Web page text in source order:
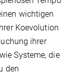
wichtigen
Koevolution
ihrer
Systeme, die
den